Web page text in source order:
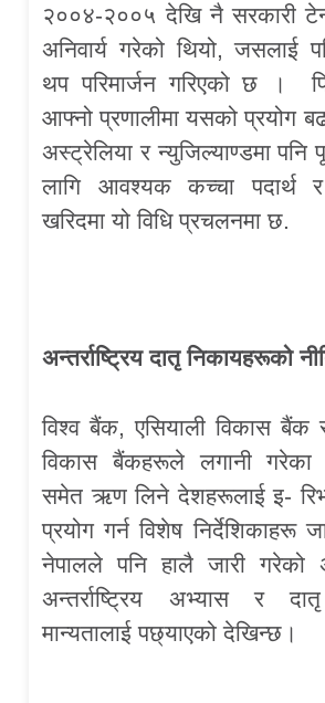
२००४-२००५ देखि नै सरकारी
अनिवार्य गरेको थियो, जसलाई
थप परिमार्जन गरिएको छ ।
आफ्नो प्रणालीमा यसको प्रयोग
अस्ट्रेलिया र न्युजिल्याण्डमा पनि
लागि आवश्यक कच्चा पदार्थ
खरिदमा यो विधि प्रचलनमा छ.
अन्तर्राष्ट्रिय दातृ निकायहरूको
विश्व बैंक, एसियाली विकास बैंक
विकास बैंकहरूले लगानी गरेका
समेत ऋण लिने देशहरूलाई इ-
प्रयोग गर्न विशेष निर्देशिकाहरू
नेपालले पनि हालै जारी गरेको
अन्तर्राष्ट्रिय अभ्यास र
मान्यतालाई पछ्याएको देखिन्छ।